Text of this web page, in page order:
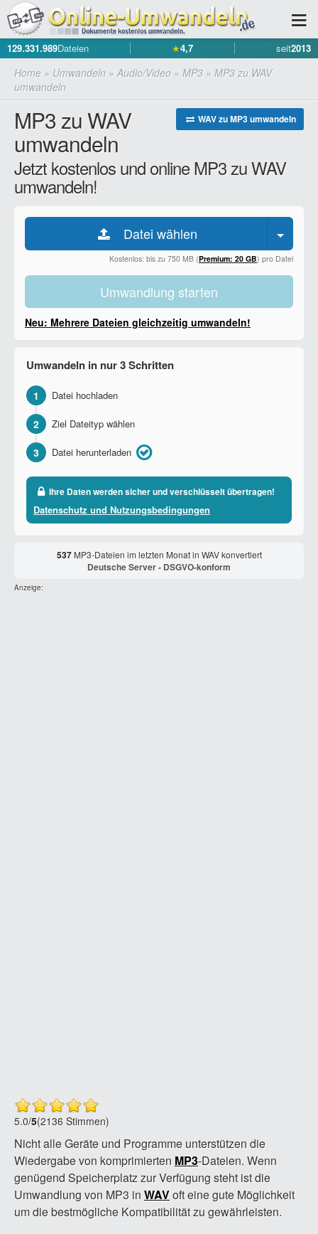
129.331.989Dateien ★4,7 seit2013
Home » Umwandeln » Audio/Video » MP3 » MP3 zu WAV
umwandeln
WAV zu MP3 umwandeln
MP3 zu WAV
umwandeln
Jetzt kostenlos und online MP3 zu WAV
umwandeln!
Datei wählen
Kostenlos: bis zu 750 MB (Premium: 20 GB) pro Datei
Umwandlung starten
Neu: Mehrere Dateien gleichzeitig umwandeln!
Umwandeln in nur 3 Schritten
1 Datei hochladen
2 Ziel Dateityp wählen
3 Datei herunterladen
Ihre Daten werden sicher und verschlüsselt übertragen!
Datenschutz und Nutzungsbedingungen
537MP3-Dateien im letzten Monat in WAV konvertiert
Deutsche Server - DSGVO-konform
Anzeige:
5.0/5(2136 Stimmen)
Nicht alle Geräte und Programme unterstützen die
Wiedergabe von komprimierten MP3-Dateien. Wenn
genügend Speicherplatz zur Verfügung steht ist die
Umwandlung von MP3 in WAVoft eine gute Möglichkeit
um die bestmögliche Kompatibilität zu gewährleisten.